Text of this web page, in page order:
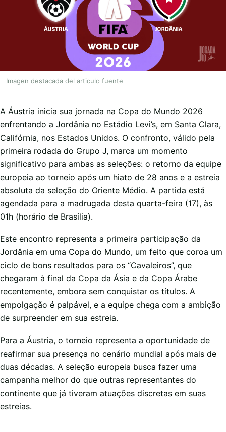
Imagen destacada del articulo fuente
A Áustria inicia sua jornada na Copa do Mundo 2026
enfrentando a Jordânia no Estádio Levi’s, em Santa Clara,
Califórnia, nos Estados Unidos. O confronto, válido pela
primeira rodada do Grupo J, marca um momento
significativo para ambas as seleções: o retorno da equipe
europeia ao torneio após um hiato de 28 anos e a estreia
absoluta da seleção do Oriente Médio. A partida está
agendada para a madrugada desta quarta-feira (17), às
01h (horário de Brasília).
Este encontro representa a primeira participação da
Jordânia em uma Copa do Mundo, um feito que coroa um
ciclo de bons resultados para os “Cavaleiros”, que
chegaram à final da Copa da Ásia e da Copa Árabe
recentemente, embora sem conquistar os títulos. A
empolgação é palpável, e a equipe chega com a ambição
de surpreender em sua estreia.
Para a Áustria, o torneio representa a oportunidade de
reafirmar sua presença no cenário mundial após mais de
duas décadas. A seleção europeia busca fazer uma
campanha melhor do que outras representantes do
continente que já tiveram atuações discretas em suas
estreias.